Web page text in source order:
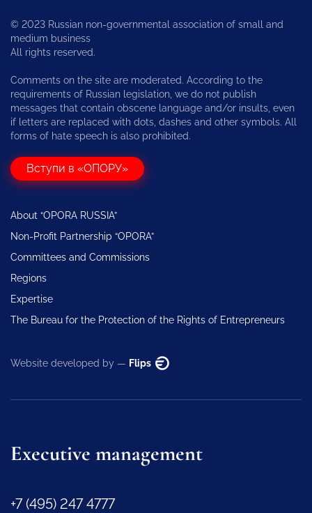
© 2023 Russian non-governmental association of small and
medium business
All rights reserved.
Comments on the site are moderated. According to the
requirements of Russian legislation, we do not publish
messages that contain obscene language and/or insults, even
if letters are replaced with dots, dashes and other symbols. All
forms of hate speech is also prohibited.
Вступи в «ОПОРУ»
About “OPORA RUSSIA”
Non-Profit Partnership “OPORA”
Committees and Commissions
Regions
Expertise
The Bureau for the Protection of the Rights of Entrepreneurs
Website developed by — Flips
Executive management
+7 (495) 247 4777